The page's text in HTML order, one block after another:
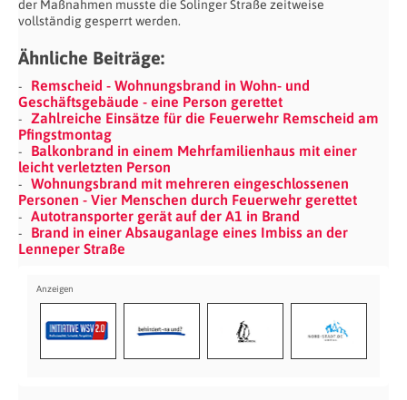
der Maßnahmen musste die Solinger Straße zeitweise
vollständig gesperrt werden.
Ähnliche Beiträge:
Remscheid - Wohnungsbrand in Wohn- und
Geschäftsgebäude - eine Person gerettet
Zahlreiche Einsätze für die Feuerwehr Remscheid am
Pfingstmontag
Balkonbrand in einem Mehrfamilienhaus mit einer
leicht verletzten Person
Wohnungsbrand mit mehreren eingeschlossenen
Personen - Vier Menschen durch Feuerwehr gerettet
Autotransporter gerät auf der A1 in Brand
Brand in einer Absauganlage eines Imbiss an der
Lenneper Straße